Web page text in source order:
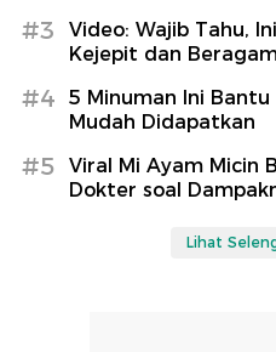
#3
Video: Wajib Tahu,
Kejepit dan
#4
5 Minuman Ini
Mudah Didapatkan
#5
Viral Mi Ayam Micin
Dokter soal
Lihat